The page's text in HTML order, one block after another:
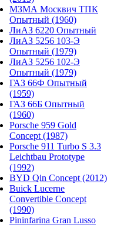
МЗМА Москвич ТПК
Опытный (1960)
ЛиАЗ 6220 Опытный
ЛиАЗ 5256 103-Э
Опытный (1979)
ЛиАЗ 5256 102-Э
Опытный (1979)
ГАЗ 66Ф Опытный
(1959)
ГАЗ 66Б Опытный
(1960)
Porsche 959 Gold
Concept (1987)
Porsche 911 Turbo S 3.3
Leichtbau Prototype
(1992)
BYD Qin Concept (2012)
Buick Lucerne
Convertible Concept
(1990)
Pininfarina Gran Lusso